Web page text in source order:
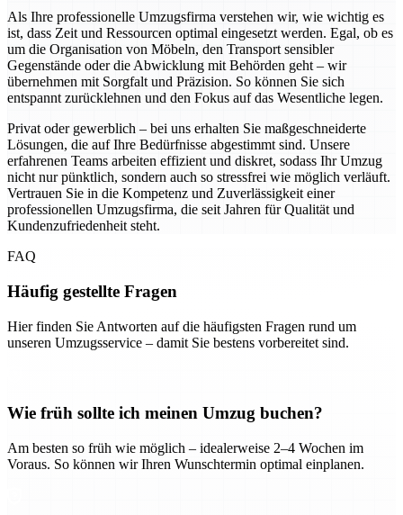
Als Ihre professionelle Umzugsfirma verstehen wir, wie wichtig es
ist, dass Zeit und Ressourcen optimal eingesetzt werden. Egal, ob es
um die Organisation von Möbeln, den Transport sensibler
Gegenstände oder die Abwicklung mit Behörden geht – wir
übernehmen mit Sorgfalt und Präzision. So können Sie sich
entspannt zurücklehnen und den Fokus auf das Wesentliche legen.
Privat oder gewerblich – bei uns erhalten Sie maßgeschneiderte
Lösungen, die auf Ihre Bedürfnisse abgestimmt sind. Unsere
erfahrenen Teams arbeiten effizient und diskret, sodass Ihr Umzug
nicht nur pünktlich, sondern auch so stressfrei wie möglich verläuft.
Vertrauen Sie in die Kompetenz und Zuverlässigkeit einer
professionellen Umzugsfirma, die seit Jahren für Qualität und
Kundenzufriedenheit steht.
FAQ
Häufig gestellte Fragen
Hier finden Sie Antworten auf die häufigsten Fragen rund um
unseren Umzugsservice – damit Sie bestens vorbereitet sind.
Wie früh sollte ich meinen Umzug buchen?
Am besten so früh wie möglich – idealerweise 2–4 Wochen im
Voraus. So können wir Ihren Wunschtermin optimal einplanen.